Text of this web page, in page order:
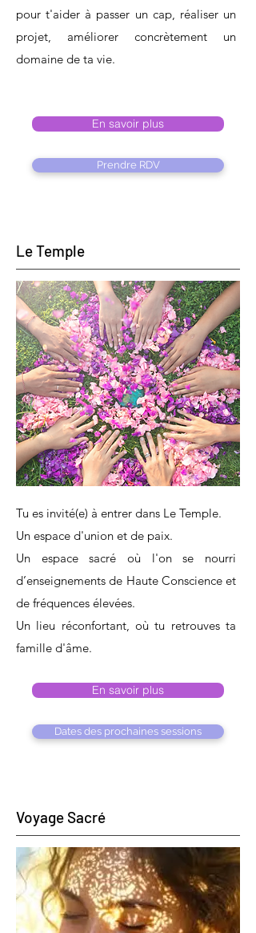
pour t'aider à passer un cap, réaliser un
projet, améliorer concrètement un
domaine de ta vie.
En savoir plus
Prendre RDV
Le Temple
Tu es invité(e) à entrer dans Le Temple.
Un espace d'union et de paix.
Un espace sacré où l'on se nourri
d’enseignements de Haute Conscience et
de fréquences élevées.
Un lieu réconfortant, où tu retrouves ta
famille d'âme.
En savoir plus
Dates des prochaines sessions
Voyage Sacré